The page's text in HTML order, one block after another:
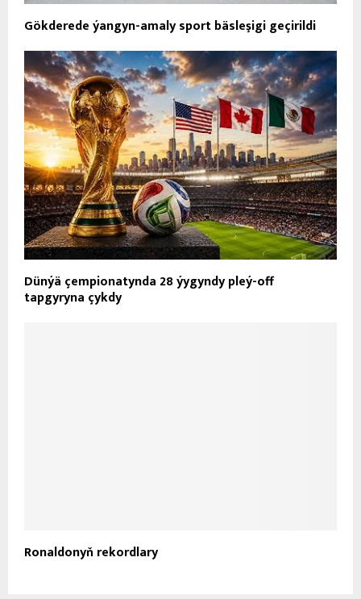
Gökderede ýangyn-amaly sport bäsleşigi geçirildi
Dünýä çempionatynda 28 ýygyndy pleý-off
tapgyryna çykdy
Ronaldonyň rekordlary